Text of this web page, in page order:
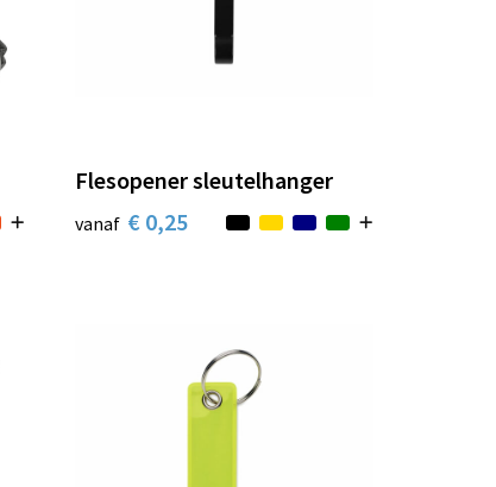
Flesopener sleutelhanger
vanaf € 0,25